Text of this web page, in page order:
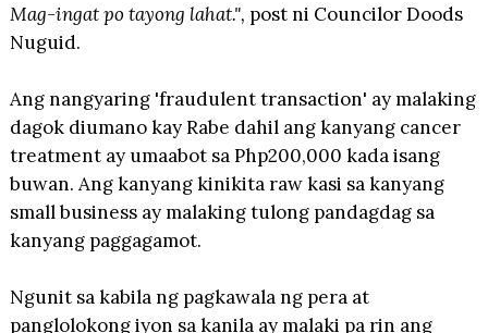
Mag-ingat po tayong lahat.", post ni Councilor Doods
Nuguid.
Ang nangyaring 'fraudulent transaction' ay malaking
dagok diumano kay Rabe dahil ang kanyang cancer
treatment ay umaabot sa Php200,000 kada isang
buwan. Ang kanyang kinikita raw kasi sa kanyang
small business ay malaking tulong pandagdag sa
kanyang paggagamot.
Ngunit sa kabila ng pagkawala ng pera at
panglolokong iyon sa kanila ay malaki pa rin ang